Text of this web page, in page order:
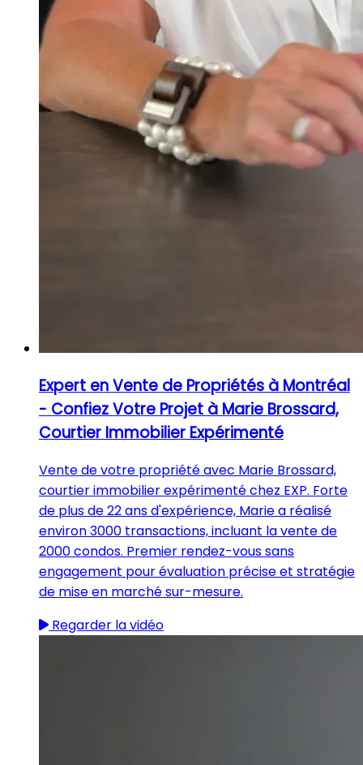
Expert en Vente de Propriétés à Montréal
- Confiez Votre Projet à Marie Brossard,
Courtier Immobilier Expérimenté
Vente de votre propriété avec Marie Brossard,
courtier immobilier expérimenté chez EXP. Forte
de plus de 22 ans d'expérience, Marie a réalisé
environ 3000 transactions, incluant la vente de
2000 condos. Premier rendez-vous sans
engagement pour évaluation précise et stratégie
de mise en marché sur-mesure.
Regarder la vidéo